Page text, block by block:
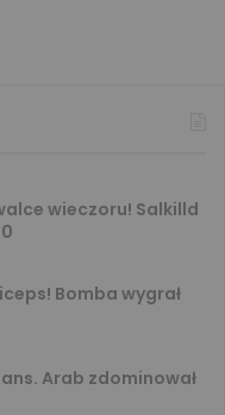
wieczoru! Salkilld
Bomba wygrał
Arab zdominował